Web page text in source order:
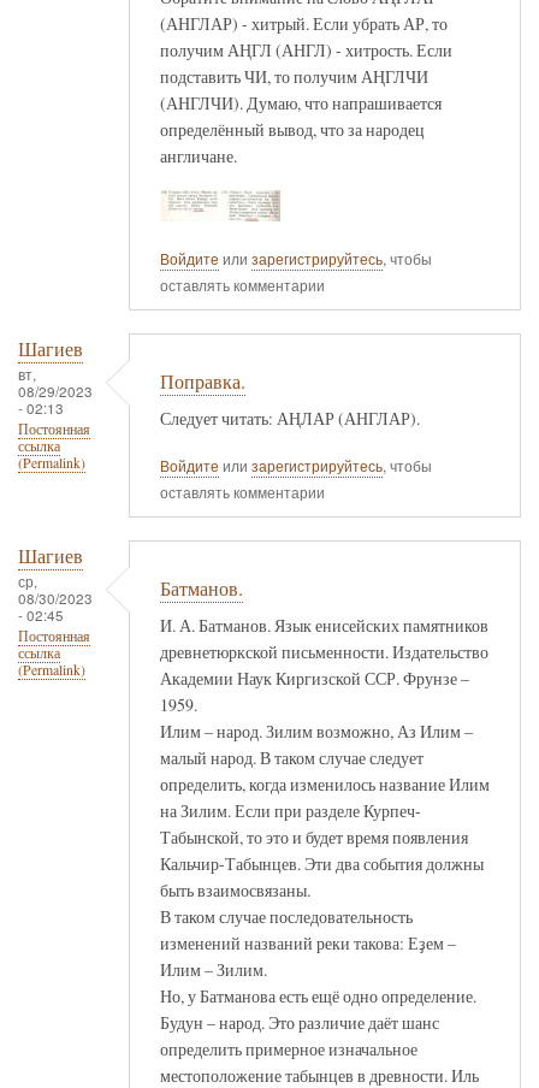
(АНГЛАР) - хитрый. Если убрать АР, то
получим АҢГЛ (АНГЛ) - хитрость. Если
подставить ЧИ, то получим АҢГЛЧИ
(АНГЛЧИ). Думаю, что напрашивается
определённый вывод, что за народец
англичане.
Войдите или зарегистрируйтесь, чтобы
оставлять комментарии
Шагиев
вт,
08/29/2023
- 02:13
Постоянная
ссылка
(Permalink)
Поправка.
Следует читать: АҢЛАР (АНГЛАР).
Войдите или зарегистрируйтесь, чтобы
оставлять комментарии
Шагиев
ср,
08/30/2023
- 02:45
Постоянная
ссылка
(Permalink)
Батманов.
И. А. Батманов. Язык енисейских памятников
древнетюркской письменности. Издательство
Академии Наук Киргизской ССР. Фрунзе –
1959.
Илим – народ. Зилим возможно, Аз Илим –
малый народ. В таком случае следует
определить, когда изменилось название Илим
на Зилим. Если при разделе Курпеч-
Табынской, то это и будет время появления
Кальчир-Табынцев. Эти два события должны
быть взаимосвязаны.
В таком случае последовательность
изменений названий реки такова: Еҙем –
Илим – Зилим.
Но, у Батманова есть ещё одно определение.
Будун – народ. Это различие даёт шанс
определить примерное изначальное
местоположение табынцев в древности. Иль